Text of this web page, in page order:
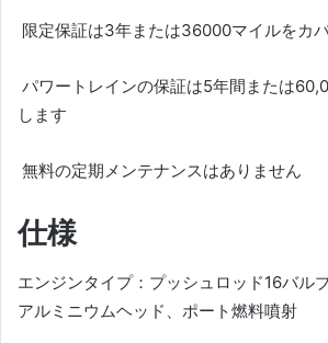
限定保証は3年または36000マイルをカ
パワートレインの保証は5年間または
します
無料の定期メンテナンスはありません
仕様
エンジンタイプ：プッシュロッド16バル
アルミニウムヘッド、ポート燃料噴射